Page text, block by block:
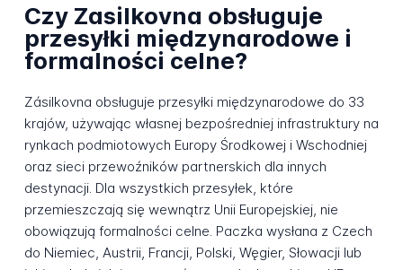
Czy Zasilkovna obsługuje
przesyłki międzynarodowe i
formalności celne?
Zásilkovna obsługuje przesyłki międzynarodowe do 33
krajów, używając własnej bezpośredniej infrastruktury na
rynkach podmiotowych Europy Środkowej i Wschodniej
oraz sieci przewoźników partnerskich dla innych
destynacji. Dla wszystkich przesyłek, które
przemieszczają się wewnątrz Unii Europejskiej, nie
obowiązują formalności celne. Paczka wysłana z Czech
do Niemiec, Austrii, Francji, Polski, Węgier, Słowacji lub